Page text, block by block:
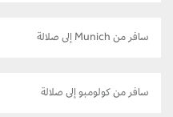
سافر من Munich إلى صلالة
سافر من كولومبو إلى صلالة